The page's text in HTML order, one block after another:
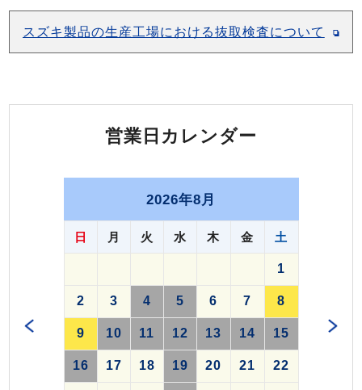
スズキ製品の生産工場における抜取検査について
営業日カレンダー
2026年8月
日 月 火 水 木 金 土
1
2 3 4 5 6 7 8
9 10 11 12 13 14 15
16 17 18 19 20 21 22